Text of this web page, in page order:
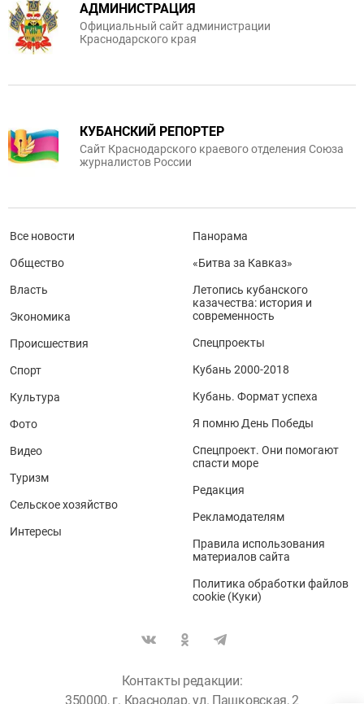
АДМИНИСТРАЦИЯ
Официальный сайт администрации
Краснодарского края
КУБАНСКИЙ РЕПОРТЕР
Сайт Краснодарского краевого отделения Союза
журналистов России
Все новости
Общество
Власть
Экономика
Происшествия
Спорт
Культура
Фото
Видео
Туризм
Сельское хозяйство
Интересы
Панорама
«Битва за Кавказ»
Летопись кубанского
казачества: история и
современность
Спецпроекты
Кубань 2000-2018
Кубань. Формат успеха
Я помню День Победы
Спецпроект. Они помогают
спасти море
Редакция
Рекламодателям
Правила использования
материалов сайта
Политика обработки файлов
cookie (Куки)
Контакты редакции:
350000, г. Краснодар, ул. Пашковская, 2